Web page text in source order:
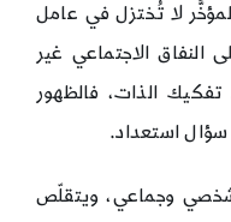
لا تُختزل في عامل
الاجتماعي غير
الذات، فالظهور
استعداد.
وجماعي، ويتقلّص